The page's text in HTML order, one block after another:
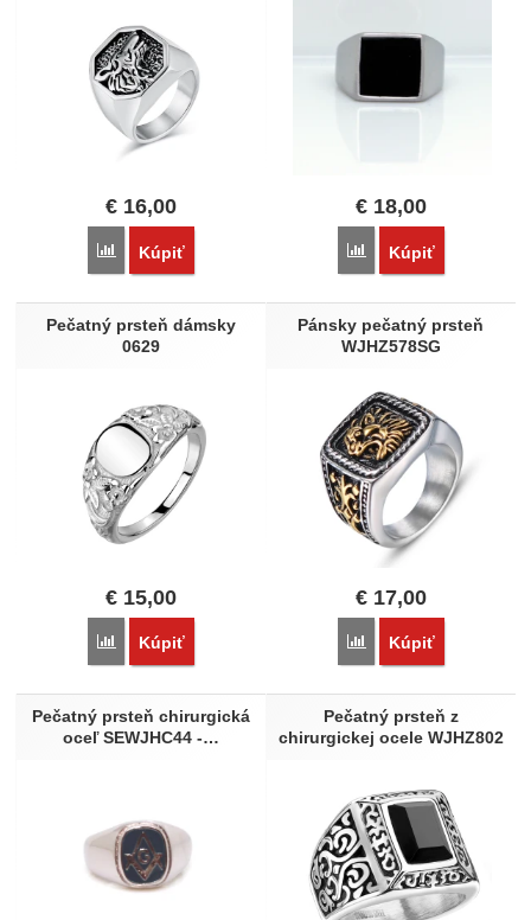
€ 16,00
Porovnať
Kúpiť
€18,00
Porovnať
Kúpiť
Pečatný prsteň dámsky
0629
€ 15,00
Porovnať
Kúpiť
Pánsky pečatný prsteň
WJHZ578SG
€17,00
Porovnať
Kúpiť
Pečatný prsteň chirurgická
oceľ SEWJHC44 -…
Pečatný prsteň z
chirurgickej ocele WJHZ802